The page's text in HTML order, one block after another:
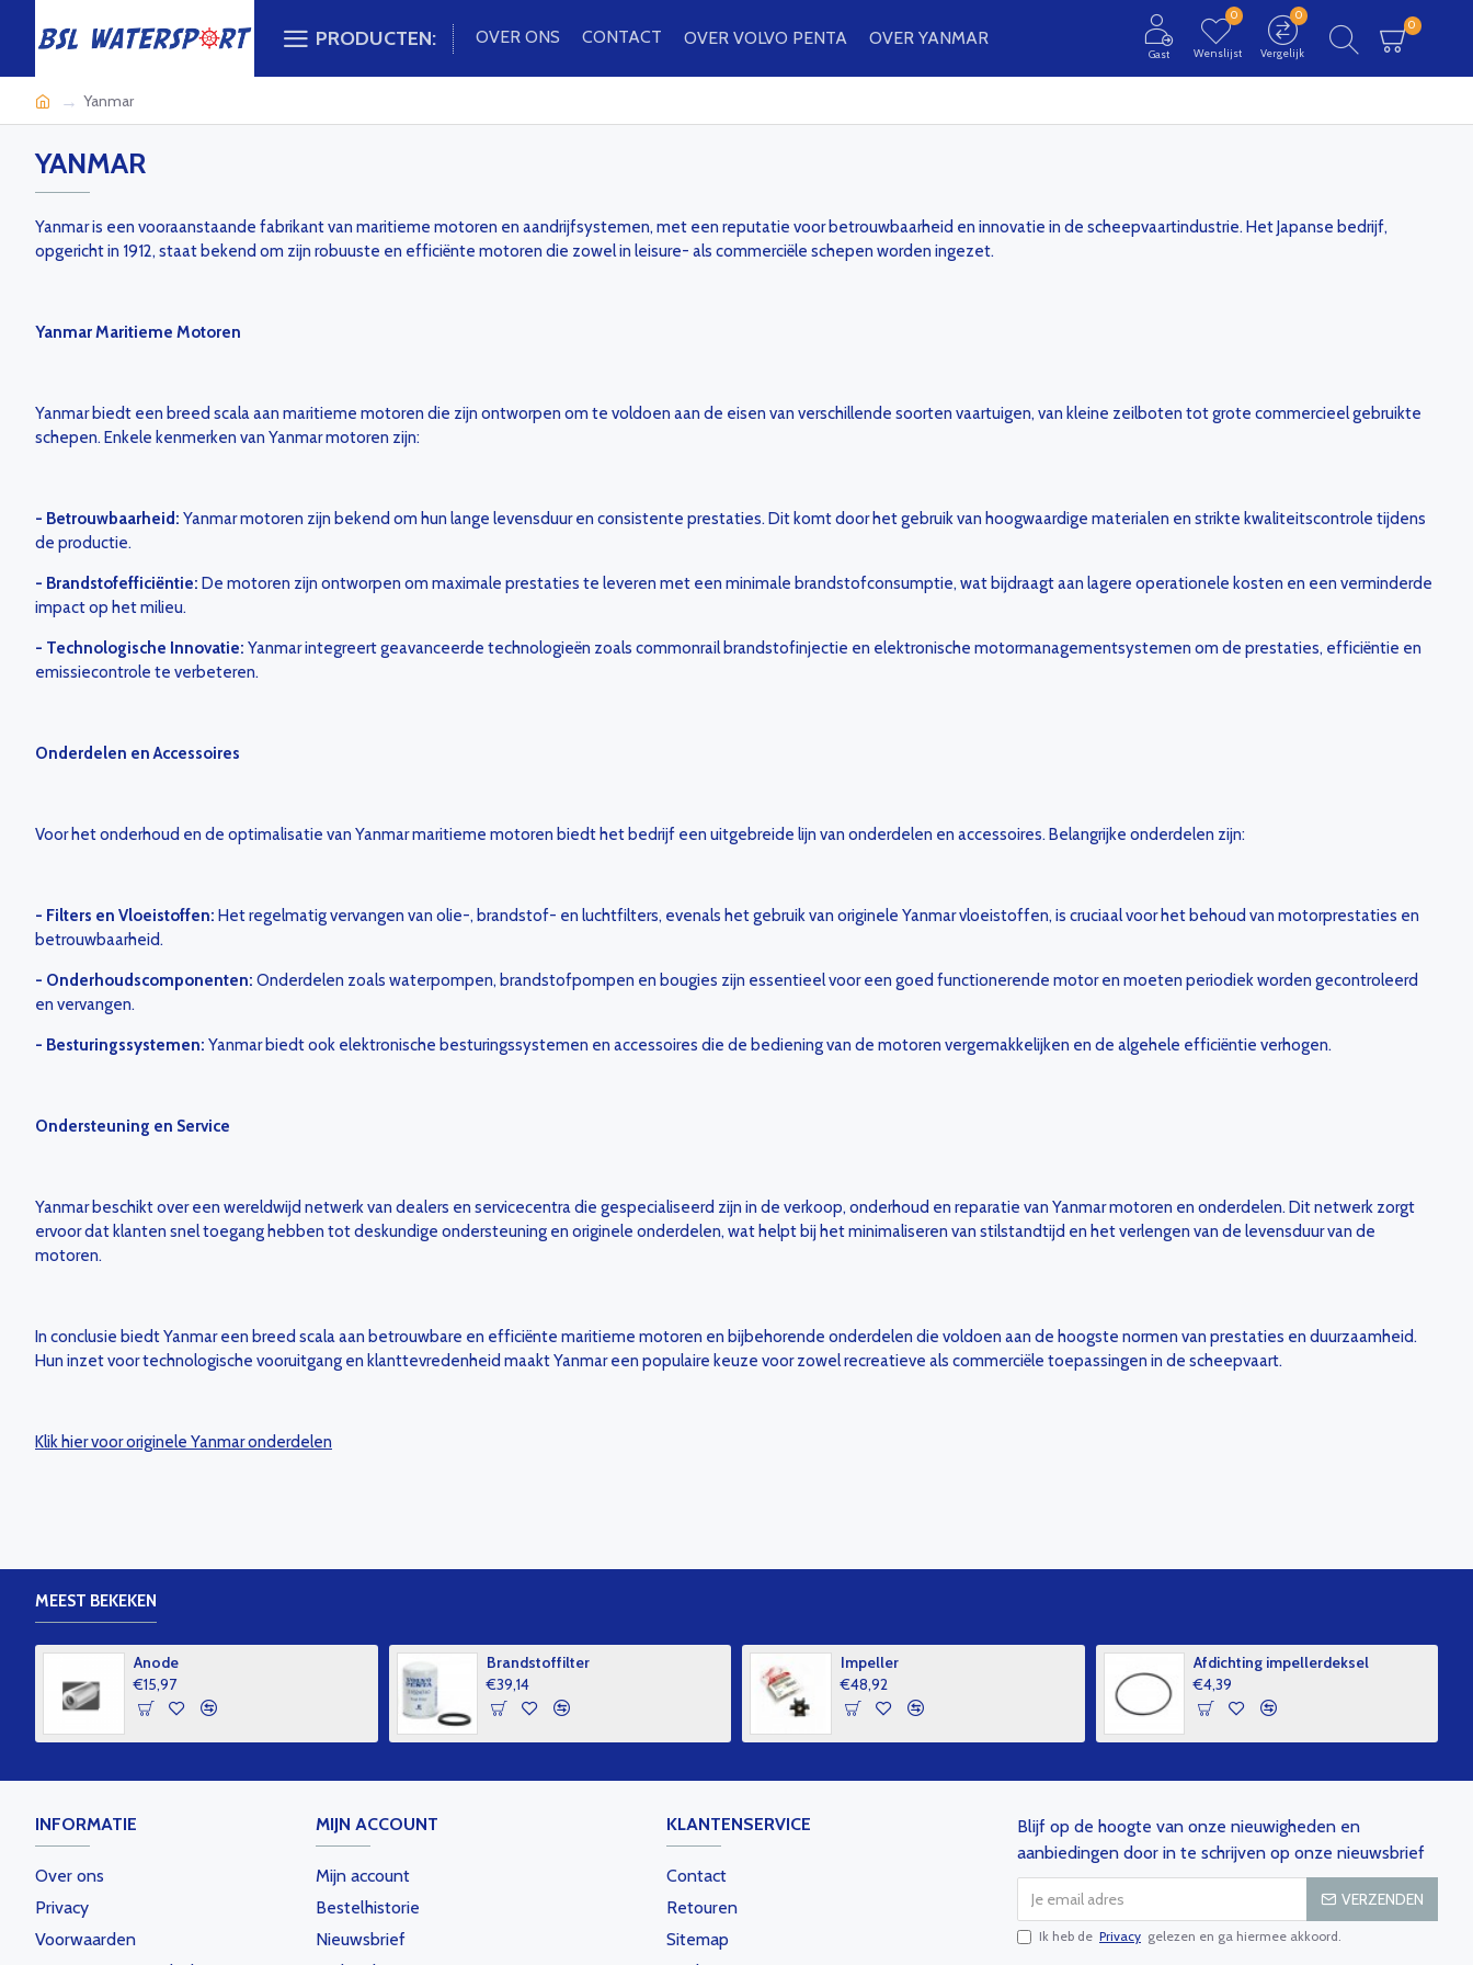
PRODUCTEN: OVER ONS CONTACT OVER VOLVO PENTA OVER YANMAR
Gast Wenslijst
0
Vergelijk
0
0
Yanmar
YANMAR
Yanmar is een vooraanstaande fabrikant van maritieme motoren en aandrijfsystemen, met een reputatie voor betrouwbaarheid en innovatie in de scheepvaartindustrie. Het Japanse bedrijf,
opgericht in 1912, staat bekend om zijn robuuste en efficiënte motoren die zowel in leisure- als commerciële schepen worden ingezet.
Yanmar Maritieme Motoren
Yanmar biedt een breed scala aan maritieme motoren die zijn ontworpen om te voldoen aan de eisen van verschillende soorten vaartuigen, van kleine zeilboten tot grote commercieel gebruikte
schepen. Enkele kenmerken van Yanmar motoren zijn:
- Betrouwbaarheid: Yanmar motoren zijn bekend om hun lange levensduur en consistente prestaties. Dit komt door het gebruik van hoogwaardige materialen en strikte kwaliteitscontrole tijdens
de productie.
- Brandstofefficiëntie: De motoren zijn ontworpen om maximale prestaties te leveren met een minimale brandstofconsumptie, wat bijdraagt aan lagere operationele kosten en een verminderde
impact op het milieu.
- Technologische Innovatie: Yanmar integreert geavanceerde technologieën zoals commonrail brandstofinjectie en elektronische motormanagementsystemen om de prestaties, efficiëntie en
emissiecontrole te verbeteren.
Onderdelen en Accessoires
Voor het onderhoud en de optimalisatie van Yanmar maritieme motoren biedt het bedrijf een uitgebreide lijn van onderdelen en accessoires. Belangrijke onderdelen zijn:
- Filters en Vloeistoffen: Het regelmatig vervangen van olie-, brandstof- en luchtfilters, evenals het gebruik van originele Yanmar vloeistoffen, is cruciaal voor het behoud van motorprestaties en
betrouwbaarheid.
- Onderhoudscomponenten: Onderdelen zoals waterpompen, brandstofpompen en bougies zijn essentieel voor een goed functionerende motor en moeten periodiek worden gecontroleerd
en vervangen.
- Besturingssystemen: Yanmar biedt ook elektronische besturingssystemen en accessoires die de bediening van de motoren vergemakkelijken en de algehele efficiëntie verhogen.
Ondersteuning en Service
Yanmar beschikt over een wereldwijd netwerk van dealers en servicecentra die gespecialiseerd zijn in de verkoop, onderhoud en reparatie van Yanmar motoren en onderdelen. Dit netwerk zorgt
ervoor dat klanten snel toegang hebben tot deskundige ondersteuning en originele onderdelen, wat helpt bij het minimaliseren van stilstandtijd en het verlengen van de levensduur van de
motoren.
In conclusie biedt Yanmar een breed scala aan betrouwbare en efficiënte maritieme motoren en bijbehorende onderdelen die voldoen aan de hoogste normen van prestaties en duurzaamheid.
Hun inzet voor technologische vooruitgang en klanttevredenheid maakt Yanmar een populaire keuze voor zowel recreatieve als commerciële toepassingen in de scheepvaart.
Klik hier voor originele Yanmar onderdelen
MEEST BEKEKEN
Anode
€15,97
Brandstoffilter
€39,14
Impeller
€48,92
Afdichting impellerdeksel
€4,39
INFORMATIE
Over ons
Privacy
Voorwaarden
MIJN ACCOUNT
Mijn account
Bestelhistorie
Nieuwsbrief
KLANTENSERVICE
Contact
Retouren
Sitemap
Blijf op de hoogte van onze nieuwigheden en
aanbiedingen door in te schrijven op onze nieuwsbrief
VERZENDEN
Ik heb de Privacy gelezen en ga hiermee akkoord.